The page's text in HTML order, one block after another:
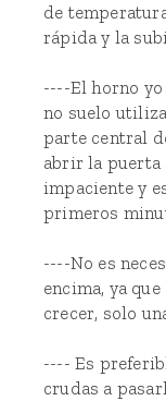
de
rápida y la
----El horno
no suelo
parte central
abrir la puerta
impaciente y
primeros
----No es
encima, ya
crecer, solo
---- Es
crudas a